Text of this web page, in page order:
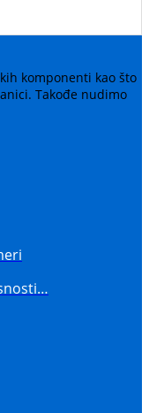
komponenti kao što
Takođe nudimo